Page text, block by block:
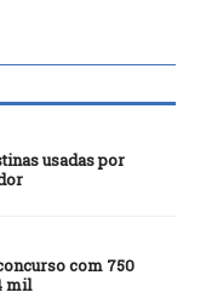
usadas por
com 750
mil